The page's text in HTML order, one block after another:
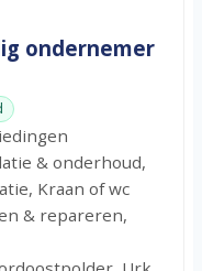
ondernemer
& onderhoud,
Kraan of wc
& repareren,